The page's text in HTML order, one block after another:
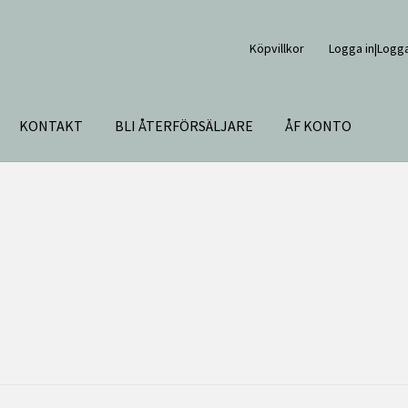
Köpvillkor Logga
KONTAKT BLI ÅTERFÖRSÄLJARE ÅF KONTO